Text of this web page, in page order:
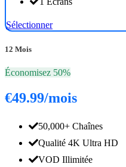
Sélectionner
12 Mois
Économisez 50%
€49.99/mois
50,000+ Chaînes
Qualité 4K Ultra HD
VOD Illimitée